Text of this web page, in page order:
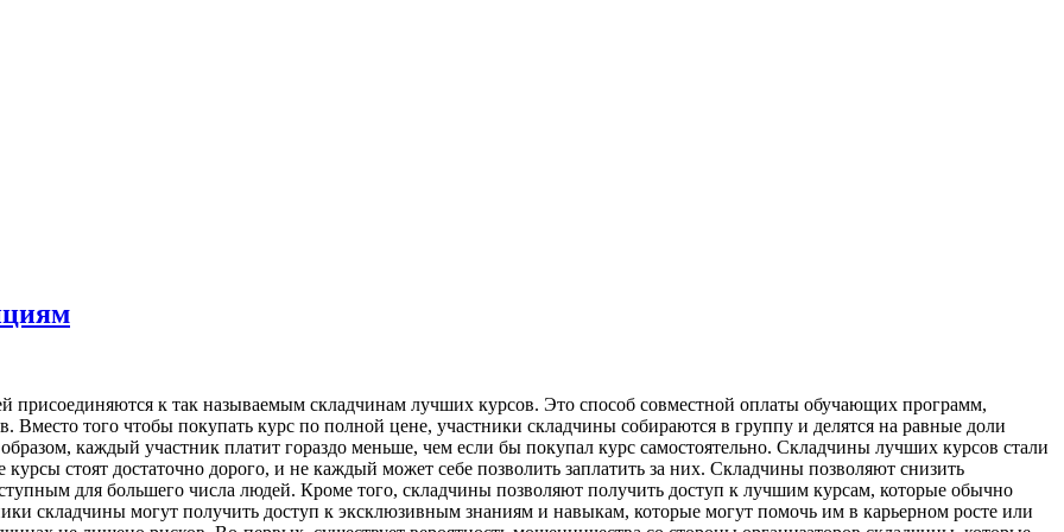
к так называемым складчинам лучших курсов. Это способ совместной оплаты обучающих программ,
Вместо того чтобы покупать курс по полной цене, участники складчины собираются в группу и делятся на равные доли
каждый участник платит гораздо меньше, чем если бы покупал курс самостоятельно. Складчины лучших курсов стали
стоят достаточно дорого, и не каждый может себе позволить заплатить за них. Складчины позволяют снизить
для большего числа людей. Кроме того, складчины позволяют получить доступ к лучшим курсам, которые обычно
складчины могут получить доступ к эксклюзивным знаниям и навыкам, которые могут помочь им в карьерном росте или